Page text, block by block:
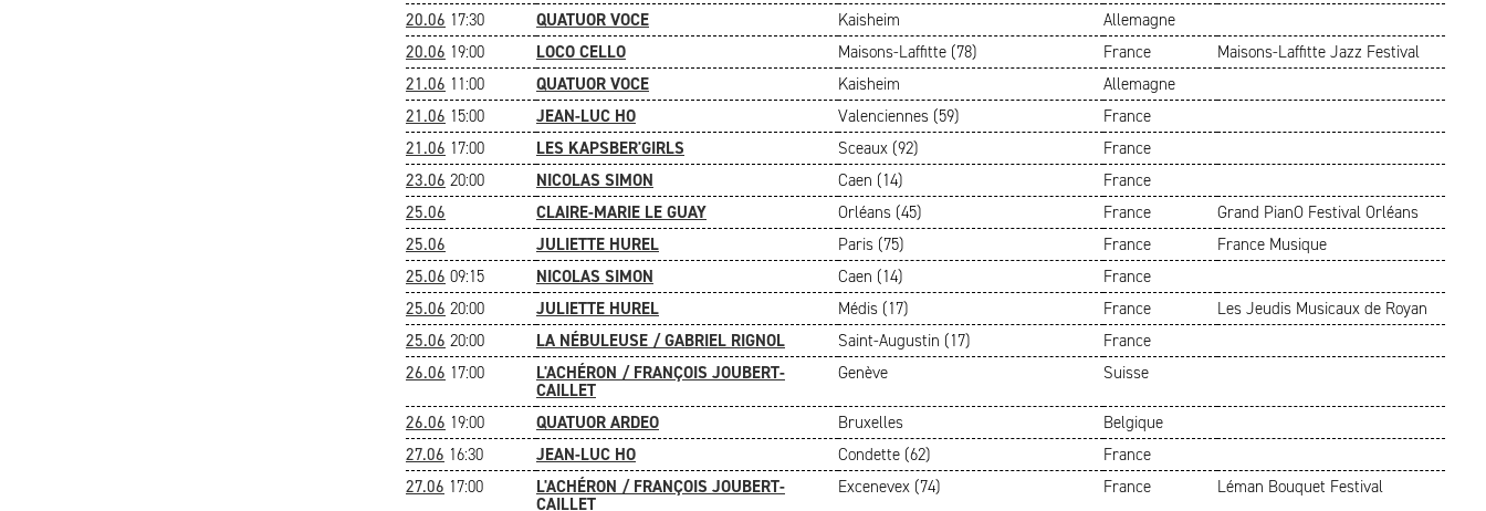
20.06 17:30 QUATUOR VOCE Kaisheim
Allemagne
20.06 19:00 LOCO CELLO Maisons-Laffitte (78) France
Maisons-Laffitte Jazz Festival
21.06 11:00 QUATUOR VOCE Kaisheim
Allemagne
21.06 15:00 JEAN-LUC HO Valenciennes (59)
France
21.06 17:00 LES KAPSBER'GIRLS Sceaux (92)
France
23.06 20:00 NICOLAS SIMON Caen (14)
France
25.06
CLAIRE-MARIE LE GUAY Orléans (45) France
Grand PianO Festival Orléans
25.06
JULIETTE HUREL Paris (75) France
France Musique
25.06 09:15 NICOLAS SIMON Caen (14)
France
25.06 20:00 JULIETTE HUREL Médis (17) France
Les Jeudis Musicaux de Royan
25.06 20:00 LA NÉBULEUSE / GABRIEL RIGNOL Saint-Augustin (17)
France
26.06 17:00
L'ACHÉRON / FRANÇOIS JOUBERT-
CAILLET
Genève Suisse
26.06 19:00 QUATUOR ARDEO Bruxelles
Belgique
27.06 16:30 JEAN-LUC HO Condette (62)
France
27.06 17:00
L'ACHÉRON / FRANÇOIS JOUBERT-
CAILLET
Excenevex (74) France Léman Bouquet Festival